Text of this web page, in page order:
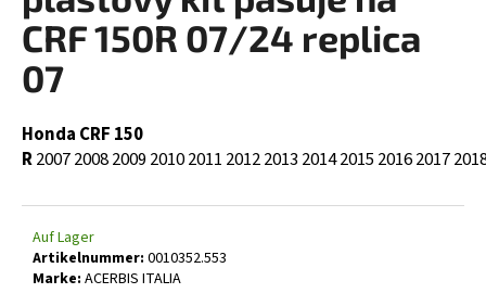
0,0
von
5
Sternen.
CRF 150R 07/24 replica
07
Honda CRF 150
R200720082009 20102011 20122013 20142015 20162017
Auf Lager
Artikelnummer: 0010352.553
Marke: ACERBIS ITALIA
i
e
m